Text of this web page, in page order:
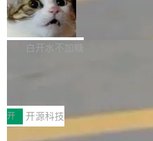
支持可向服务器后端添加新端点
k：Compress images：添加将
JPEG/WebP 的选项 ToC Editor
了，仍然像一个永久公测版。
流、布局系统、API 稳定性、性
维度逐一批判了 SwiftUI。最让
一，界面错位。他说这个问题"两
至今没变"。 数据流方面，
DBeaver 26.1.4 发布
DBeaver 是一个免费开源的通
用于开发人员和数据库管理员。
AI 聊天功能（添加了一些快捷键
<li><span
白开水不加糖
2026卫星活动——第二届多语种
型挑战赛 （Multilingual
开 开源科技